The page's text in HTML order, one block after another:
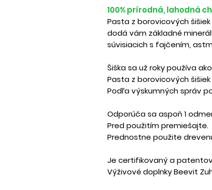
100% prírodná, lahodná
Pasta z borovicových
dodá vám základné
súvisiacich s fajčením,
Šiška sa už roky používa
Pasta z borovicových
Podľa výskumných správ
Odporúča sa aspoň 1
Pred použitím premiešajte.
Prednostne použite
Je certifikovaný a
Výživové doplnky Beevit